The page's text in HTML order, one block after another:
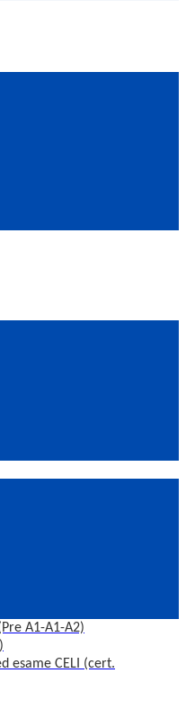
A1-A1-A2)
esame CELI (cert.